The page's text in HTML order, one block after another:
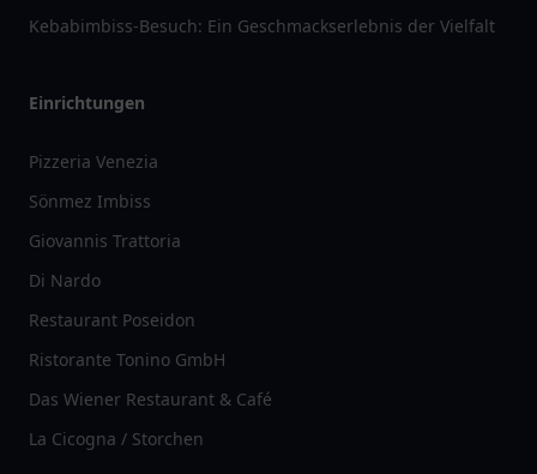
Kebabimbiss-Besuch: Ein Geschmackserlebnis der Vielfalt
Einrichtungen
Pizzeria Venezia
Sönmez Imbiss
Giovannis Trattoria
Di Nardo
Restaurant Poseidon
Ristorante Tonino GmbH
Das Wiener Restaurant & Café
La Cicogna / Storchen